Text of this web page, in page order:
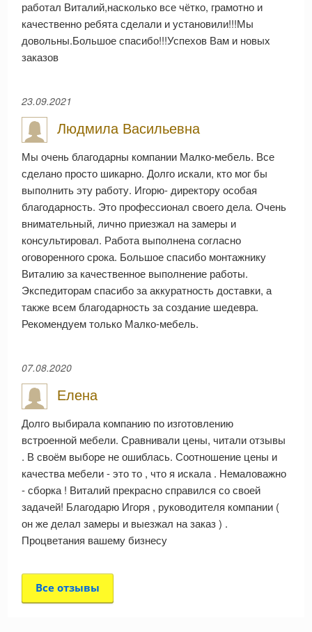
работал Виталий,насколько все чётко, грамотно и
качественно ребята сделали и установили!!!Мы
довольны.Большое спасибо!!!Успехов Вам и новых
заказов
23.09.2021
Людмила Васильевна
Мы очень благодарны компании Малко-мебель. Все
сделано просто шикарно. Долго искали, кто мог бы
выполнить эту работу. Игорю- директору особая
благодарность. Это профессионал своего дела. Очень
внимательный, лично приезжал на замеры и
консультировал. Работа выполнена согласно
оговоренного срока. Большое спасибо монтажнику
Виталию за качественное выполнение работы.
Экспедиторам спасибо за аккуратность доставки, а
также всем благодарность за создание шедевра.
Рекомендуем только Малко-мебель.
07.08.2020
Елена
Долго выбирала компанию по изготовлению
встроенной мебели. Сравнивали цены, читали отзывы
. В своём выборе не ошиблась. Соотношение цены и
качества мебели - это то , что я искала . Немаловажно
- сборка ! Виталий прекрасно справился со своей
задачей! Благодарю Игоря , руководителя компании (
он же делал замеры и выезжал на заказ ) .
Процветания вашему бизнесу
Все отзывы